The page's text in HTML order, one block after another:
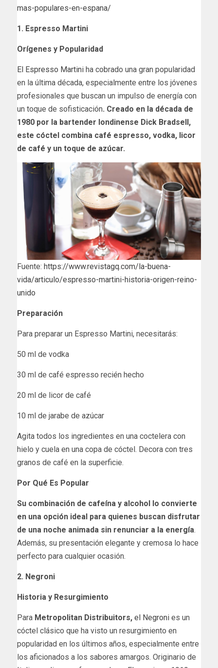
mas-populares-en-espana/
1. Espresso Martini
Orígenes y Popularidad
El Espresso Martini ha cobrado una gran popularidad
en la última década, especialmente entre los jóvenes
profesionales que buscan un impulso de energía con
un toque de sofisticación. Creado en la década de
1980 por la bartender londinense Dick Bradsell,
este cóctel combina café espresso, vodka, licor
de café y un toque de azúcar.
Fuente: https://www.revistagq.com/la-buena-
vida/articulo/espresso-martini-historia-origen-reino-
unido
Preparación
Para preparar un Espresso Martini, necesitarás:
50 ml de vodka
30 ml de café espresso recién hecho
20 ml de licor de café
10 ml de jarabe de azúcar
Agita todos los ingredientes en una coctelera con
hielo y cuela en una copa de cóctel. Decora con tres
granos de café en la superficie.
Por Qué Es Popular
Su combinación de cafeína y alcohol lo convierte
en una opción ideal para quienes buscan disfrutar
de una noche animada sin renunciar a la energía.
Además, su presentación elegante y cremosa lo hace
perfecto para cualquier ocasión.
2. Negroni
Historia y Resurgimiento
Para Metropolitan Distribuitors, el Negroni es un
cóctel clásico que ha visto un resurgimiento en
popularidad en los últimos años, especialmente entre
los aficionados a los sabores amargos. Originario de